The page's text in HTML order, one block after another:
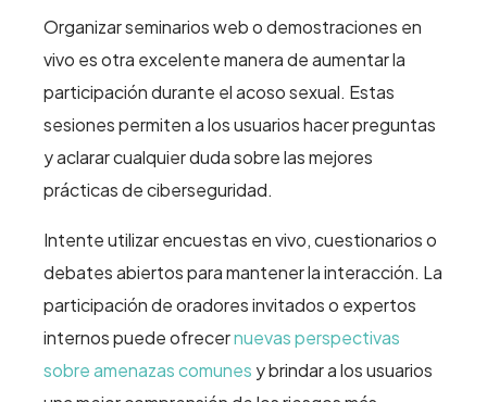
Organizar seminarios web o demostraciones en
vivo es otra excelente manera de aumentar la
participación durante el acoso sexual. Estas
sesiones permiten a los usuarios hacer preguntas
y aclarar cualquier duda sobre las mejores
prácticas de ciberseguridad.
Intente utilizar encuestas en vivo, cuestionarios o
debates abiertos para mantener la interacción. La
participación de oradores invitados o expertos
internos puede ofrecernuevas perspectivas
sobre amenazas comunes y brindar a los usuarios